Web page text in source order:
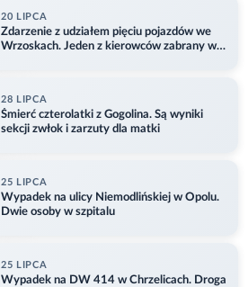
20 LIPCA
Zdarzenie z udziałem pięciu pojazdów we
Wrzoskach. Jeden z kierowców zabrany w
28 LIPCA
Śmierć czterolatki z Gogolina. Są wyniki
sekcji zwłok i zarzuty dla matki
25 LIPCA
Wypadek na ulicy Niemodlińskiej w Opolu.
Dwie osoby w szpitalu
25 LIPCA
Wypadek na DW 414 w Chrzelicach. Droga